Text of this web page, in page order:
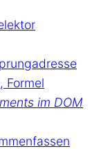
Formel
im DOM